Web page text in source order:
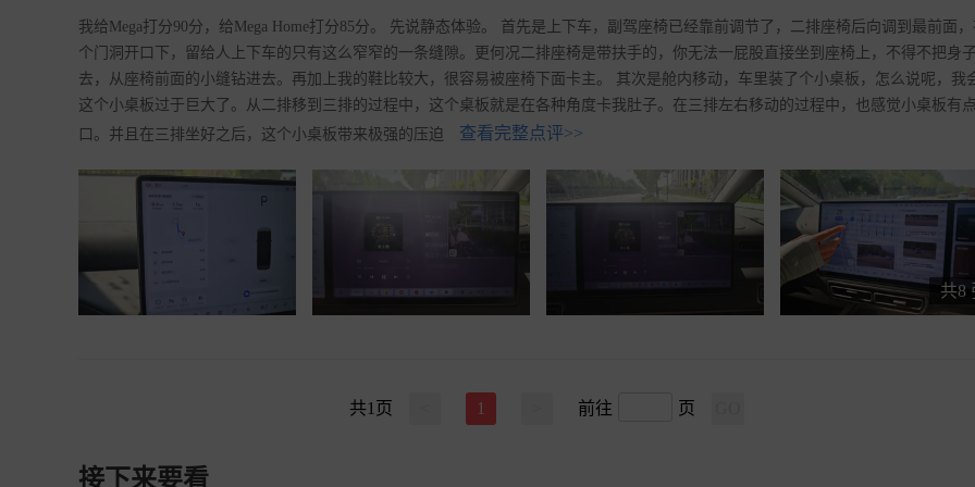
我给Mega打分90分，给Mega Home打分85分。 先说静态体验。 首先是上下车，副驾座椅已经靠前调节了，二排座椅后向调到最前面
个门洞开口下，留给人上下车的只有这么窄窄的一条缝隙。更何况二排座椅是带扶手的，你无法一屁股直接坐到座椅上，不得不把身
去，从座椅前面的小缝钻进去。再加上我的鞋比较大，很容易被座椅下面卡主。 其次是舱内移动，车里装了个小桌板，怎么说呢，我
这个小桌板过于巨大了。从二排移到三排的过程中，这个桌板就是在各种角度卡我肚子。在三排左右移动的过程中，也感觉小桌板有
口。并且在三排坐好之后，这个小桌板带来极强的压迫
查看完整点评>>
共8
共1 页 1 前往 页
接下来要看